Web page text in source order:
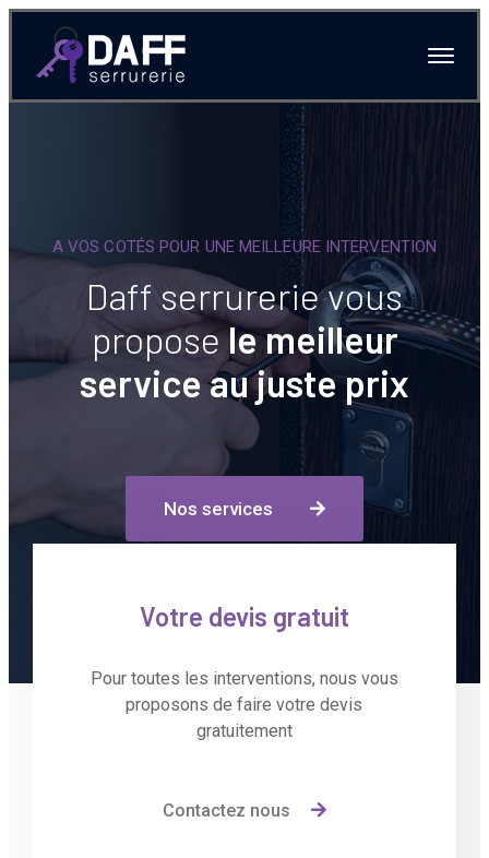
A VOS COTÉS POUR UNE MEILLEURE INTERVENTION
Daff serrurerie vous
proposele meilleur
service au juste prix
Nos services
Votre devis gratuit
Pour toutes les interventions, nous vous
proposons de faire votre devis
gratuitement
Contactez nous